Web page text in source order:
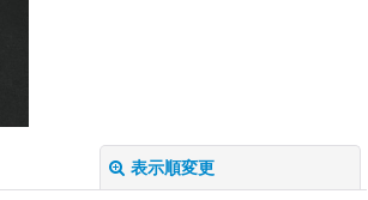
表示順変更